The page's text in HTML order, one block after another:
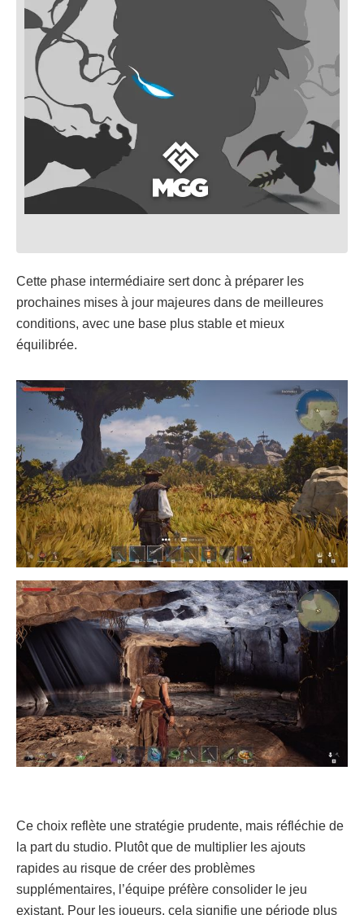
Cette phase intermédiaire sert donc à préparer les
prochaines mises à jour majeures dans de meilleures
conditions, avec une base plus stable et mieux
équilibrée.
Ce choix reflète une stratégie prudente, mais réfléchie de
la part du studio. Plutôt que de multiplier les ajouts
rapides au risque de créer des problèmes
supplémentaires, l’équipe préfère consolider le jeu
existant. Pour les joueurs, cela signifie une période plus